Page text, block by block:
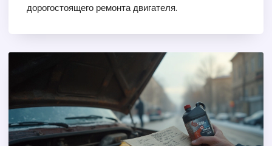
дорогостоящего ремонта двигателя.